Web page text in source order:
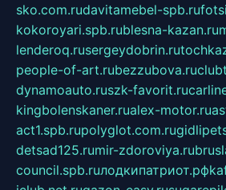
sko.com.rudavitamebel-spb.ru
kokoroyari.spb.rublesna-kazan.ru
lenderoq.rusergeydobrin.ru
people-of-art.rubezzubova.ru
dynamoauto.ruszk-favorit.ru
kingbolenskaner.rualex-motor.ru
act1.spb.rupolyglot.com.ru
detsad125.rumir-zdoroviya.ru
council.spb.ruлодкипатриот.рф